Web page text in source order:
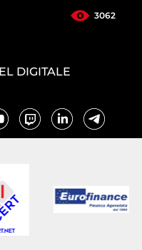
3062
DIGITALE